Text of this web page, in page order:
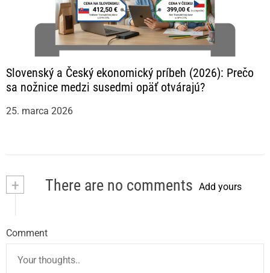
Slovenský a Český ekonomický príbeh (2026): Prečo
sa nožnice medzi susedmi opäť otvárajú?
25. marca 2026
+ There are no comments Add yours
Comment